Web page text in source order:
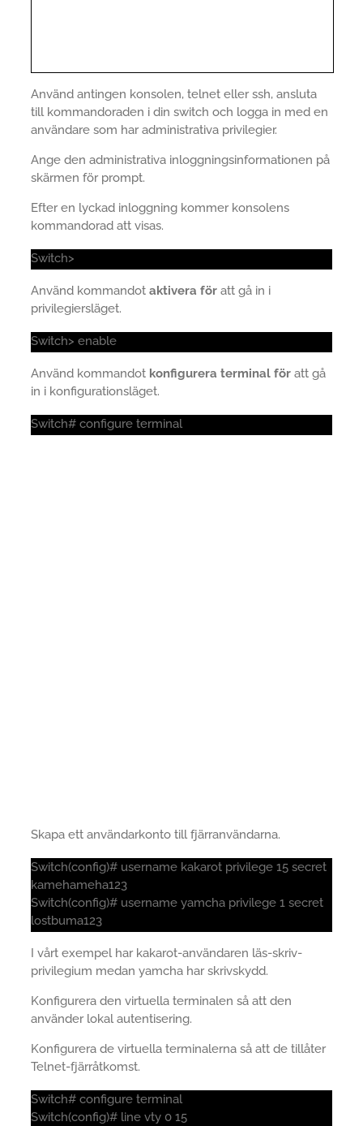
Använd antingen konsolen, telnet eller ssh, ansluta
till kommandoraden i din switch och logga in med en
användare som har administrativa privilegier.
Ange den administrativa inloggningsinformationen på
skärmen för prompt.
Efter en lyckad inloggning kommer konsolens
kommandorad att visas.
Switch>
Använd kommandot aktivera för att gå in i
privilegiersläget.
Switch> enable
Använd kommandot konfigurera terminal för att gå
in i konfigurationsläget.
Switch# configure terminal
Skapa ett användarkonto till fjärranvändarna.
Switch(config)# username kakarot privilege 15 secret
kamehameha123
Switch(config)# username yamcha privilege 1 secret
lostbuma123
I vårt exempel har kakarot-användaren läs-skriv-
privilegium medan yamcha har skrivskydd.
Konfigurera den virtuella terminalen så att den
använder lokal autentisering.
Konfigurera de virtuella terminalerna så att de tillåter
Telnet-fjärråtkomst.
Switch# configure terminal
Switch(config)# line vty 0 15